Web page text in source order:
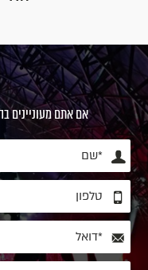
אם אתם מעוניינים